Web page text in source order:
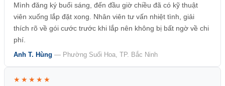
Mình đăng ký buổi sáng, đến đầu giờ chiều đã có kỹ thuật
viên xuống lắp đặt xong. Nhân viên tư vấn nhiệt tình, giải
thích rõ về gói cước trước khi lắp nên không bị bất ngờ về chi
phí.
Anh T. Hùng — Phường Suối Hoa, TP. Bắc Ninh
★★★★★